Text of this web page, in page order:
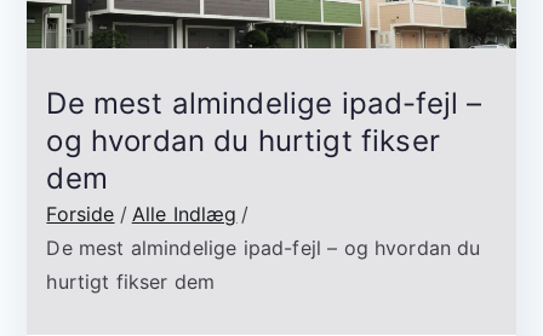
De mest almindelige ipad-fejl –
og hvordan du hurtigt fikser
dem
Forside
Alle Indlæg
De mest almindelige ipad-fejl – og hvordan du
hurtigt fikser dem